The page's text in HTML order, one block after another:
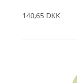
140,65 DKK